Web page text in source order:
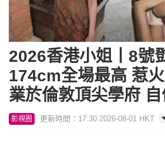
2026香港小姐丨8號
174cm全場最高 惹
業於倫敦頂尖學府
影視圈 更新時間：17:30 2026-08-01 HKT